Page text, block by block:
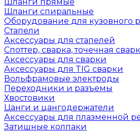
Шланги спиральные
Оборудование для кузовного
Стапели
Аксессуары для стапелей
Споттер, сварка, точечная
Аксессуары для сварки
Аксессуары для TIG сварки
Вольфрамовые электроды
Переходники и разъемы
Хвостовики
Цанги и цангодержатели
Аксессуары для плазменной
Затишные колпаки